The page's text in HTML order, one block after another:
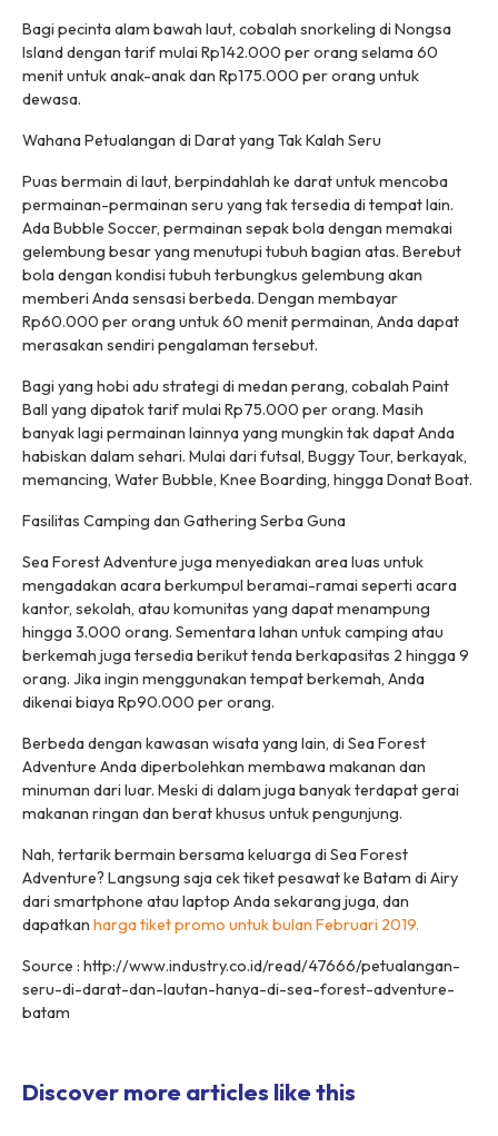
Bagi pecinta alam bawah laut, cobalah snorkeling di Nongsa
Island dengan tarif mulai Rp142.000 per orang selama 60
menit untuk anak-anak dan Rp175.000 per orang untuk
dewasa.
Wahana Petualangan di Darat yang Tak Kalah Seru
Puas bermain di laut, berpindahlah ke darat untuk mencoba
permainan-permainan seru yang tak tersedia di tempat lain.
Ada Bubble Soccer, permainan sepak bola dengan memakai
gelembung besar yang menutupi tubuh bagian atas. Berebut
bola dengan kondisi tubuh terbungkus gelembung akan
memberi Anda sensasi berbeda. Dengan membayar
Rp60.000 per orang untuk 60 menit permainan, Anda dapat
merasakan sendiri pengalaman tersebut.
Bagi yang hobi adu strategi di medan perang, cobalah Paint
Ball yang dipatok tarif mulai Rp75.000 per orang. Masih
banyak lagi permainan lainnya yang mungkin tak dapat Anda
habiskan dalam sehari. Mulai dari futsal, Buggy Tour, berkayak,
memancing, Water Bubble, Knee Boarding, hingga Donat Boat.
Fasilitas Camping dan Gathering Serba Guna
Sea Forest Adventure juga menyediakan area luas untuk
mengadakan acara berkumpul beramai-ramai seperti acara
kantor, sekolah, atau komunitas yang dapat menampung
hingga 3.000 orang. Sementara lahan untuk camping atau
berkemah juga tersedia berikut tenda berkapasitas 2 hingga 9
orang. Jika ingin menggunakan tempat berkemah, Anda
dikenai biaya Rp90.000 per orang.
Berbeda dengan kawasan wisata yang lain, di Sea Forest
Adventure Anda diperbolehkan membawa makanan dan
minuman dari luar. Meski di dalam juga banyak terdapat gerai
makanan ringan dan berat khusus untuk pengunjung.
Nah, tertarik bermain bersama keluarga di Sea Forest
Adventure? Langsung saja cek tiket pesawat ke Batam di Airy
dari smartphone atau laptop Anda sekarang juga, dan
dapatkan harga tiket promo untuk bulan Februari 2019.
Source : http://www.industry.co.id/read/47666/petualangan-
seru-di-darat-dan-lautan-hanya-di-sea-forest-adventure-
batam
Discover more articles like this